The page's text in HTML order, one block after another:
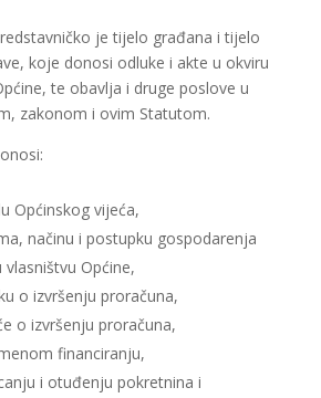
je tijelo građana i tijelo
koje donosi odluke i akte u okviru
te obavlja i druge poslove u
zakonom i ovim Statutom.
Općinskog vijeća,
načinu i postupku gospodarenja
Općine,
o izvršenju proračuna,
o izvršenju proračuna,
financiranju,
i otuđenju pokretnina i